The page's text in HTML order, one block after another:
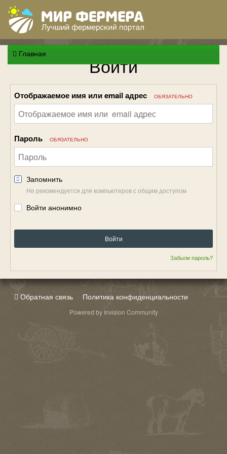
Главная Войти
Отображаемое имя или email адрес ОБЯЗАТЕЛЬНО
Пароль ОБЯЗАТЕЛЬНО
Запомнить
Не рекомендуется для компьютеров с общим доступом
Войти анонимно
Войти
Забыли пароль?
Обратная связь Политика конфиденциальности
Powered by Invision Community